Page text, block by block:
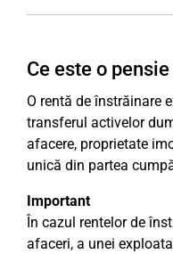
Ce este o
O rentă de înstrăinare
transferul activelor
afacere, proprietate
unică din partea
Important
În cazul rentelor de
afaceri, a unei